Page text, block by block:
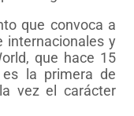
que convoca a
internacionales y
que hace 15
la primera de
vez el carácter